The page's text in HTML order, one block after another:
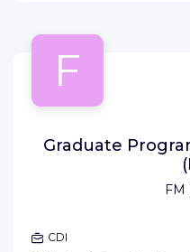
F
FM
Graduate
CDI